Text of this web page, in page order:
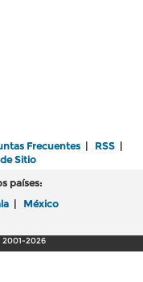
Frecuentes | RSS |
Sitio
países:
| México
2026